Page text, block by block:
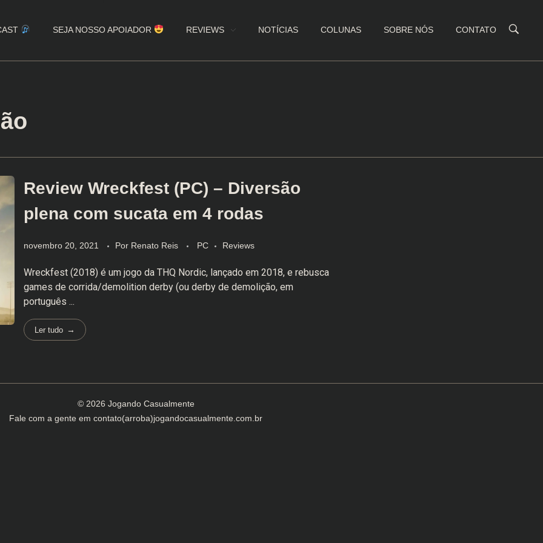
SEJA NOSSO APOIADOR REVIEWS NOTÍCIAS COLUNAS SOBRE NÓS CONTATO
Review Wreckfest (PC) – Diversão
plena com sucata em 4 rodas
novembro 20, 2021 Por Renato Reis PC Reviews
Wreckfest (2018) é um jogo da THQ Nordic, lançado em 2018, e rebusca
games de corrida/demolition derby (ou derby de demolição, em
português ...
Ler tudo
© 2026 Jogando Casualmente
Fale com a gente em contato(arroba)jogandocasualmente.com.br